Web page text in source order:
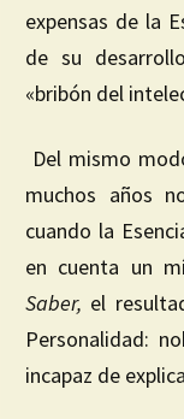
expensas de la
de su
«bribón del
Del mismo
muchos años
cuando la
en cuenta un
Saber, el
Personalidad:
incapaz de